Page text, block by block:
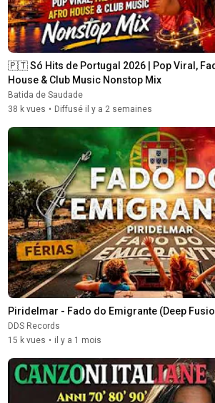
🇵🇹 Só Hits de Portugal 2026 | Pop Viral,
House & Club Music Nonstop Mix
Batida de Saudade
38 k vues • Diffusé il y a 2 semaines
Piridelmar - Fado do Emigrante (Deep
DDS Records
15 k vues • il y a 1 mois